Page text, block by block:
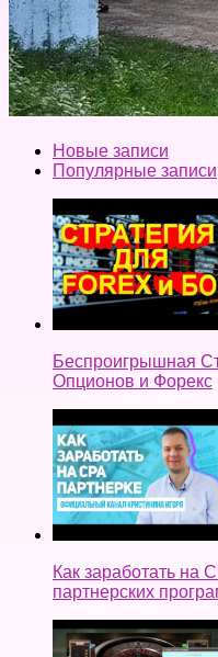
Новые записи
Популярные записи
Беспроигрышная
Опционов и Форекс
Как заработать на
партнерских